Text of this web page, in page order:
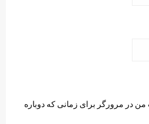
من در مرورگر برای زمانی که دوباره